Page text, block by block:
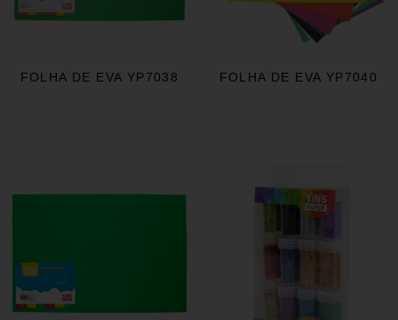
FOLHA DE EVA YP7038 FOLHA DE EVA YP7040